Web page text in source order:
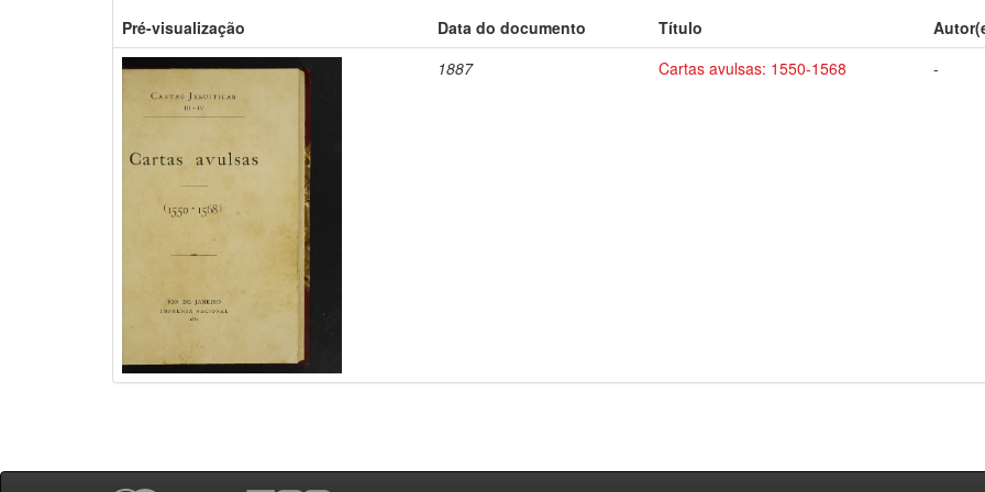
Pré-visualização Data do documento Título
1887
Cartas avulsas: 1550-1568 -